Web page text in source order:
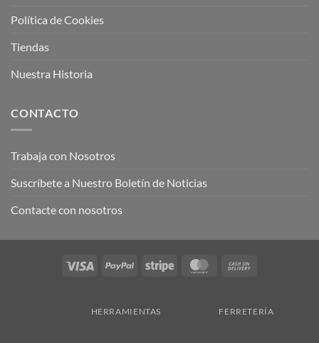
Política de Cookies
Tiendas
Nuestra Historia
CONTACTO
Trabaja con Nosotros
Suscríbete a Nuestro Boletín de Noticias
Contacte con nosotros
Visa PayPal Stripe MasterCard
HERRAMIENTAS FERRETERÍA